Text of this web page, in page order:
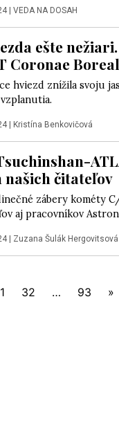
VEDA NA DOSAH
ešte
Coronae
hviezd znížila svoju
Kristína Benkovičová
našich čitateľov
zábery kométy
aj pracovníkov
Zuzana Šulák Hergovitsová
32 … 93 »